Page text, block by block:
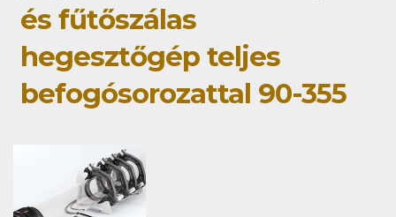
és fűtőszálas
hegesztőgép teljes
befogósorozattal 90-355